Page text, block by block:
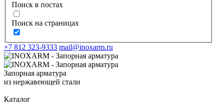
Поиск в постах
Поиск на страницах
+7 812 323-9333 mail@inoxarm.ru
Запорная арматура
из нержавеющей стали
Каталог